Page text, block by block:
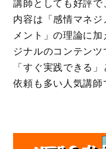
講師としても好評
内容は「感情マネ
メント」の理論に
ジナルのコンテンツ
「すぐ実践できる
依頼も多い人気講師